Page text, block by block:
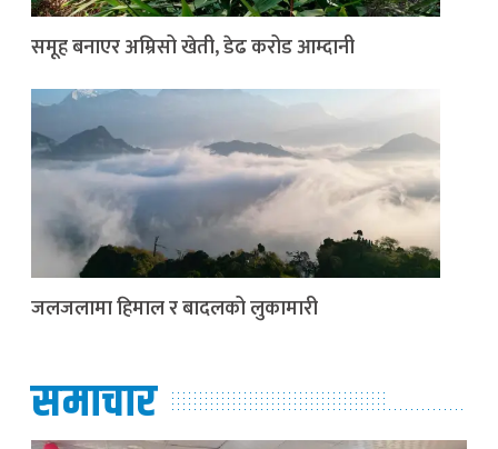
समूह बनाएर अम्रिसो खेती, डेढ करोड आम्दानी
जलजलामा हिमाल र बादलको लुकामारी
समाचार